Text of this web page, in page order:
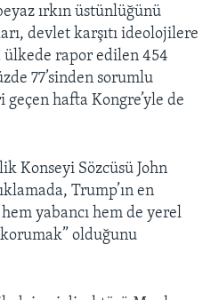
ırkın üstünlüğünü
devlet karşıtı ideolojilere
ülkede rapor edilen 454
77’sinden sorumlu
hafta Kongre’yle de
Konseyi Sözcüsü John
Trump’ın en
yabancı hem de yerel
olduğunu